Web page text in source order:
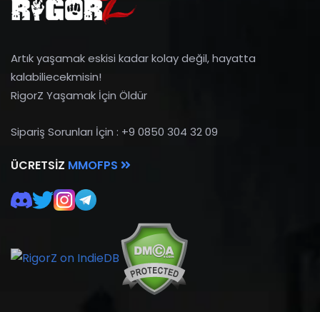
Artık yaşamak eskisi kadar kolay değil, hayatta
kalabiliecekmisin!
RigorZ Yaşamak İçin Öldür
Sipariş Sorunları İçin : +9 0850 304 32 09
ÜCRETSIZ MMOFPS